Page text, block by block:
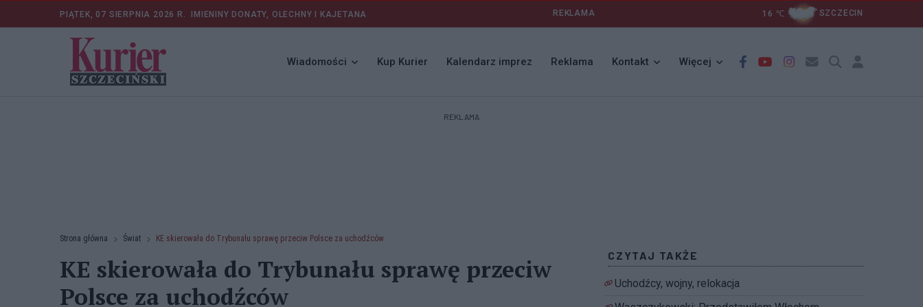
PIĄTEK, 07 SIERPNIA 2026 R. IMIENINY DONATY, OLECHNY I KAJETANA REKLAMA 16 ℃ SZCZECIN
Wiadomości Kup Kurier Kalendarz imprez Reklama Kontakt Więcej
REKLAMA
Strona główna Świat KE skierowała do Trybunału sprawę przeciw Polsce za uchodźców
KE skierowała do Trybunału sprawę przeciw
Polsce za uchodźców
CZYTAJ TAKŻE
Uchodźcy, wojny, relokacja